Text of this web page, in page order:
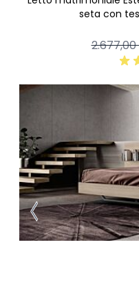
seta con